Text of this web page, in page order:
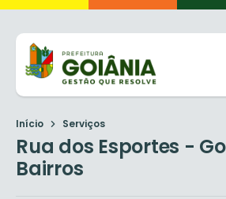
Início Serviços
Rua dos Esportes -
Bairros